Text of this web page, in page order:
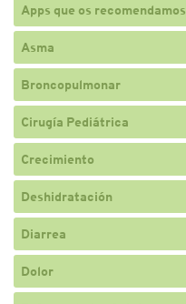
Apps que os recomendamos
Asma
Broncopulmonar
Cirugía Pediátrica
Crecimiento
Deshidratación
Diarrea
Dolor